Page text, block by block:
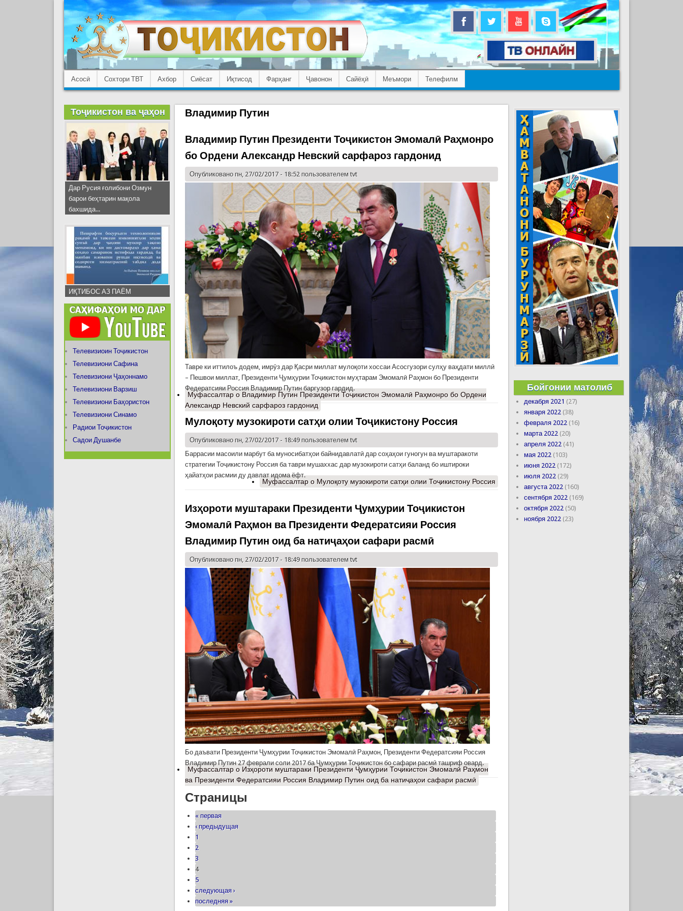
Асосӣ Сохтори ТВТ Ахбор Сиёсат Иқтисод Фарҳанг Ҷавонон Сайёҳӣ Меъмори Телефилм
Владимир Путин
Владимир Путин Президенти Тоҷикистон Эмомалӣ Раҳмонро
бо Ордени Александр Невский сарфароз гардонид
Опубликовано пн, 27/02/2017 - 18:52 пользователемtvt
Тавре ки иттилоъ додем, имрӯз дар Қасри миллат мулоқоти хоссаи Асосгузори сулҳу ваҳдати миллӣ
– Пешвои миллат, Президенти Ҷумҳурии Тоҷикистон муҳтарам Эмомалӣ Раҳмон бо Президенти
Федератсияи Россия Владимир Путин баргузор гардид.
Муфассалтар о Владимир Путин Президенти Тоҷикистон Эмомалӣ Раҳмонро бо Ордени
Александр Невский сарфароз гардонид
Мулоқоту музокироти сатҳи олии Тоҷикистону Россия
Опубликовано пн, 27/02/2017 - 18:49 пользователемtvt
Баррасии масоили марбут ба муносибатҳои байнидавлатӣ дар соҳаҳои гуногун ва муштаракоти
стратегии Тоҷикистону Россия ба таври мушаххас дар музокироти сатҳи баланд бо иштироки
ҳайатҳои расмии ду давлат идома ёфт.
Муфассалтаро Мулоқоту музокироти сатҳи олии Тоҷикистону Россия
Изҳороти муштараки Президенти Ҷумҳурии Тоҷикистон
Эмомалӣ Раҳмон ва Президенти Федератсияи Россия
Владимир Путин оид ба натиҷаҳои сафари расмӣ
Опубликовано пн, 27/02/2017 - 18:49 пользователемtvt
Бо даъвати Президенти Ҷумҳурии Тоҷикистон Эмомалӣ Раҳмон, Президенти Федератсияи Россия
Владимир Путин 27 феврали соли 2017 ба Ҷумҳурии Тоҷикистон бо сафари расмӣ ташриф овард.
Муфассалтар о Изҳороти муштараки Президенти Ҷумҳурии Тоҷикистон Эмомалӣ Раҳмон
ва Президенти Федератсияи Россия Владимир Путин оид ба натиҷаҳои сафари расмӣ
Страницы
« первая
‹ предыдущая
1
2
3
4
5
следующая ›
последняя »
Тоҷикистон ва ҷаҳон
Дар Русия ғолибони Озмун
барои беҳтарин мақола
бахшида...
ИҚТИБОС АЗ ПАЁМ
Телевизиоин Тоҷикистон
Телевизиони Сафина
Телевизиони Ҷаҳоннамо
Телевизиони Варзиш
Телевизиони Баҳористон
Телевизиони Синамо
Радиои Тоҷикистон
Садои Душанбе
Бойгонии матолиб
декабря 2021 (27)
января 2022 (38)
февраля 2022 (16)
марта 2022 (20)
апреля 2022 (41)
мая 2022 (103)
июня 2022 (172)
июля 2022 (29)
августа 2022 (160)
сентября 2022 (169)
октября 2022 (50)
ноября 2022 (23)